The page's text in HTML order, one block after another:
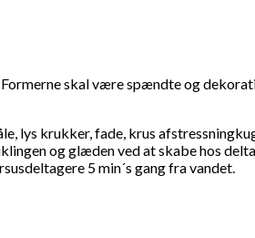
skal være spændte og
lys krukker, fade, krus
og glæden ved at skabe hos
5 min´s gang fra vandet.